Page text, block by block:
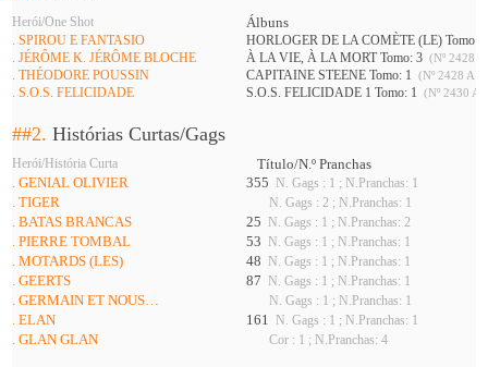
Herói/One Shot Álbuns
. SPIROU E FANTASIO
HORLOGER DE LA COMÈTE (LE) Tomo:
. JÉRÔME K. JÉRÔME BLOCHE
À LA VIE, À LA MORT Tomo: 3 (Nº 2428
. THÉODORE POUSSIN CAPITAINE STEENE Tomo: 1 (Nº 2428 A
. S.O.S. FELICIDADE S.O.S. FELICIDADE 1 Tomo: 1 (Nº 2430 A
##2.Histórias Curtas/Gags
Herói/História Curta
Título/N.º Pranchas
. GENIAL OLIVIER
355 N. Gags : 1 ; N.Pranchas: 1
. TIGER N. Gags : 2 ; N.Pranchas: 1
. BATAS BRANCAS 25 N. Gags : 1 ; N.Pranchas: 2
. PIERRE TOMBAL 53 N. Gags : 1 ; N.Pranchas: 1
. MOTARDS (LES) 48 N. Gags : 1 ; N.Pranchas: 1
. GEERTS 87 N. Gags : 1 ; N.Pranchas: 1
. GERMAIN ET NOUS… N. Gags : 1 ; N.Pranchas: 1
. ELAN 161 N. Gags : 1 ; N.Pranchas: 1
. GLAN GLAN Cor : 1 ; N.Pranchas: 4